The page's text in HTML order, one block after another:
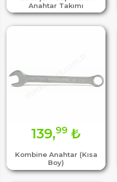
Anahtar Takımı
Kombine Anahtar (Kısa
Boy)
139,99 ₺